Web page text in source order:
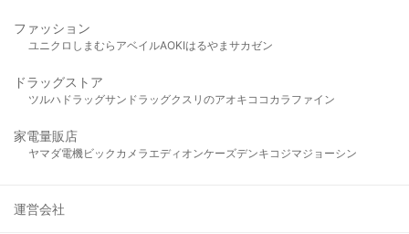
ファッション
ユニクロ しまむら アベイルAOKIはるやま サカゼン
ドラッグストア
ツルハドラッグサンドラッグクスリのアオキ ココカラファイン
家電量販店
ヤマダ電機ビックカメラ エディオンケーズデンキ コジマジョーシン
運営会社